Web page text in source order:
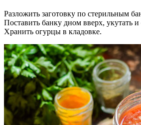
Разложить заготовку по стерильным
Поставить банку дном вверх, укутать и
Хранить огурцы в кладовке.